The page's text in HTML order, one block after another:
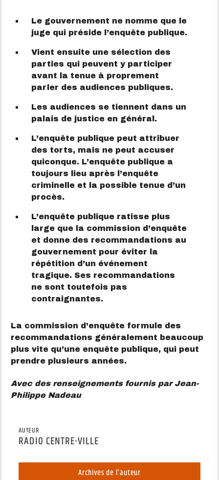
Le gouvernement ne nomme que le
juge qui préside l’enquête publique.
Vient ensuite une sélection des
parties qui peuvent y participer
avant la tenue à proprement
parler des audiences publiques.
Les audiences se tiennent dans un
palais de justice en général.
L’enquête publique peut attribuer
des torts, mais ne peut accuser
quiconque. L’enquête publique a
toujours lieu après l’enquête
criminelle et la possible tenue d’un
procès.
L’enquête publique ratisse plus
large que la commission d’enquête
et donne des recommandations au
gouvernement pour éviter la
répétition d’un événement
tragique. Ses recommandations
ne sont toutefois pas
contraignantes.
La commission d’enquête formule des
recommandations généralement beaucoup
plus vite qu’une enquête publique, qui peut
prendre plusieurs années.
Avec des renseignements fournis par Jean-
Philippe Nadeau
AUTEUR
RADIO CENTRE-VILLE
Archives de l'auteur